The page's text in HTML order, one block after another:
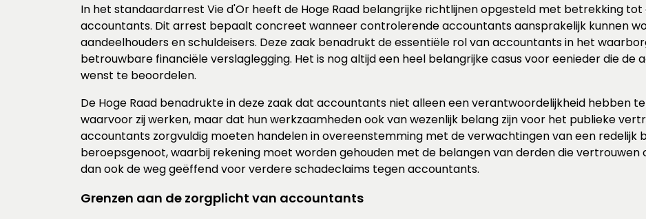
In het standaardarrest Vie d'Or heeft de Hoge Raad belangrijke richtlijnen opgesteld met betrekking tot
accountants. Dit arrest bepaalt concreet wanneer controlerende accountants aansprakelijk kunnen
aandeelhouders en schuldeisers. Deze zaak benadrukt de essentiële rol van accountants in het
betrouwbare financiële verslaglegging. Het is nog altijd een heel belangrijke casus voor eenieder die de
wenst te beoordelen.
De Hoge Raad benadrukte in deze zaak dat accountants niet alleen een verantwoordelijkheid hebben
waarvoor zij werken, maar dat hun werkzaamheden ook van wezenlijk belang zijn voor het publieke
accountants zorgvuldig moeten handelen in overeenstemming met de verwachtingen van een redelijk
beroepsgenoot, waarbij rekening moet worden gehouden met de belangen van derden die
dan ook de weg geëffend voor verdere schadeclaims tegen accountants.
Grenzen aan de zorgplicht van accountants